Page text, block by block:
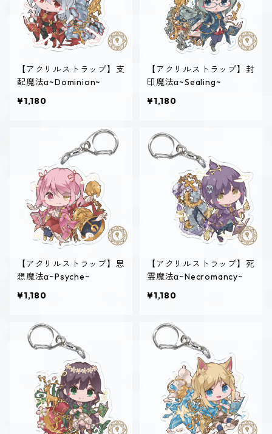
【アクリルストラップ】支
配魔法α~Dominion~
¥1,180
【アクリルストラップ】封
印魔法α~Sealing~
¥1,180
【アクリルストラップ】思
想魔法α~Psyche~
¥1,180
【アクリルストラップ】死
霊魔法α~Necromancy~
¥1,180